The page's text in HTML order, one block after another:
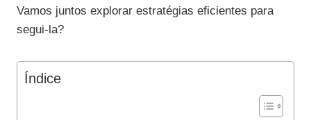
Vamos juntos explorar estratégias eficientes para
segui-la?
Índice